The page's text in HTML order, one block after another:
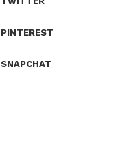
PINTEREST
SNAPCHAT